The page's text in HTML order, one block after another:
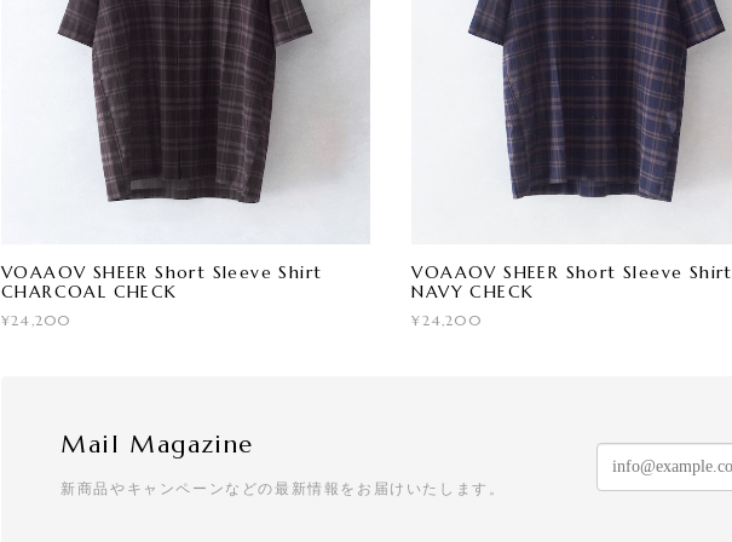
VOAAOV SHEER Short Sleeve Shirt
CHARCOAL CHECK
¥24,200
VOAAOV SHEER Short Sleeve Shirt
NAVY CHECK
¥24,200
Mail Magazine
新商品やキャンペーンなどの最新情報をお届けいたします。